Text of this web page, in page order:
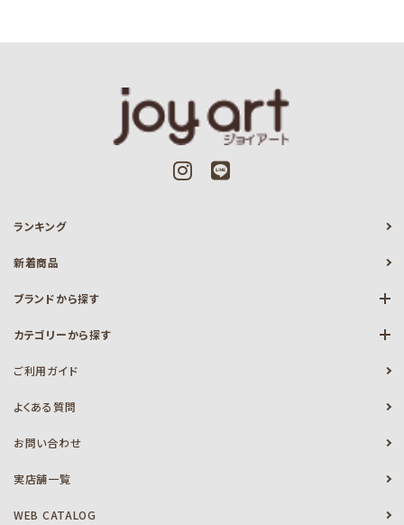
ランキング
新着商品
ブランドから探す
カテゴリーから探す
ご利用ガイド
よくある質問
お問い合わせ
実店舗一覧
WEB CATALOG